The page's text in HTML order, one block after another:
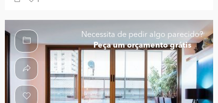
Necessita de pedir algo parecido?
Peça um orçamento grátis